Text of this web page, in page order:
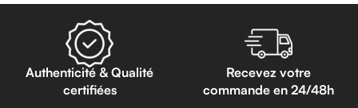
Authenticité & Qualité
certifiées
Recevez votre
commande en 24/48h